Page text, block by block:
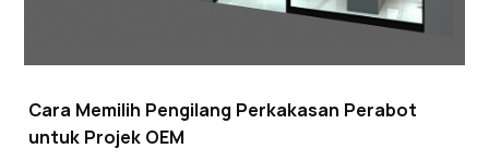
Cara Memilih Pengilang Perkakasan Perabot
untuk Projek OEM